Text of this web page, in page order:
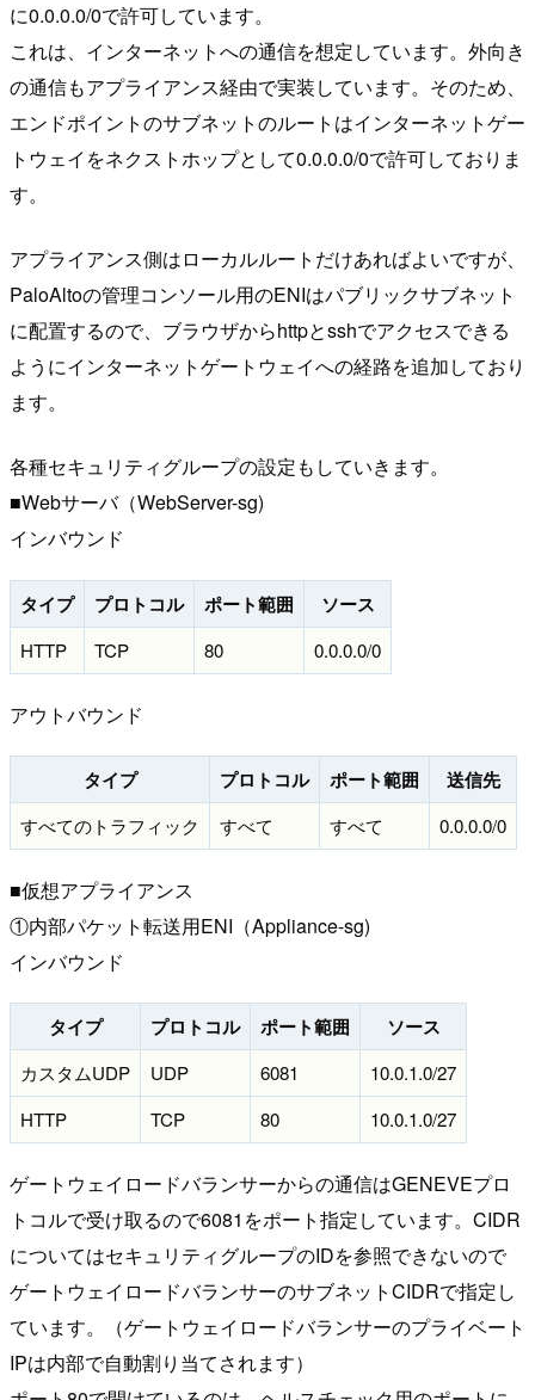
に0.0.0.0/0で許可しています。
これは、インターネットへの通信を想定しています。外向き
の通信もアプライアンス経由で実装しています。そのため、
エンドポイントのサブネットのルートはインターネットゲー
トウェイをネクストホップとして0.0.0.0/0で許可しておりま
す。
アプライアンス側はローカルルートだけあればよいですが、
PaloAltoの管理コンソール用のENIはパブリックサブネット
に配置するので、ブラウザからhttpとsshでアクセスできる
ようにインターネットゲートウェイへの経路を追加しており
ます。
各種セキュリティグループの設定もしていきます。
■Webサーバ（WebServer-sg)
インバウンド
タイプ プロトコル ポート範囲 ソース
HTTP TCP 80 0.0.0.0/0
アウトバウンド
タイプ プロトコル ポート範囲 送信先
すべてのトラフィック すべて すべて 0.0.0.0/0
■仮想アプライアンス
①内部パケット転送用ENI（Appliance-sg)
インバウンド
タイプ プロトコル ポート範囲 ソース
カスタムUDP UDP 6081
10.0.1.0/27
HTTP
TCP 80 10.0.1.0/27
ゲートウェイロードバランサーからの通信はGENEVEプロ
トコルで受け取るので6081をポート指定しています。CIDR
についてはセキュリティグループのIDを参照できないので
ゲートウェイロードバランサーのサブネットCIDRで指定し
ています。（ゲートウェイロードバランサーのプライベート
IPは内部で自動割り当てされます）